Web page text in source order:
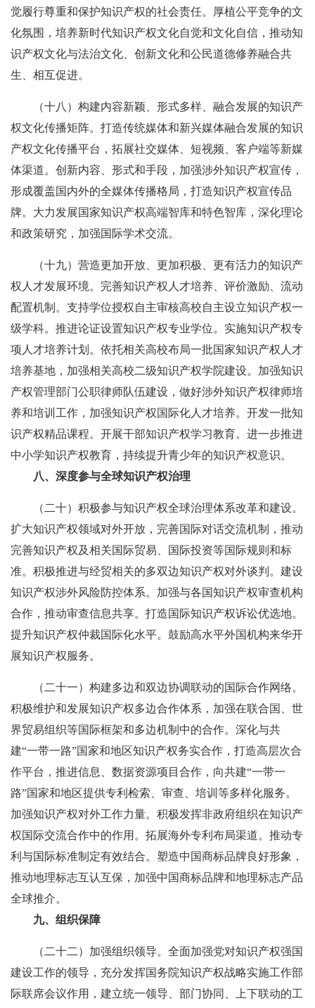
觉履行尊重和保护知识产权的社会责任。厚植公平竞争的文
化氛围，培养新时代知识产权文化自觉和文化自信，推动知
识产权文化与法治文化、创新文化和公民道德修养融合共
生、相互促进。
（十八）构建内容新颖、形式多样、融合发展的知识产
权文化传播矩阵。打造传统媒体和新兴媒体融合发展的知识
产权文化传播平台，拓展社交媒体、短视频、客户端等新媒
体渠道。创新内容、形式和手段，加强涉外知识产权宣传，
形成覆盖国内外的全媒体传播格局，打造知识产权宣传品
牌。大力发展国家知识产权高端智库和特色智库，深化理论
和政策研究，加强国际学术交流。
（十九）营造更加开放、更加积极、更有活力的知识产
权人才发展环境。完善知识产权人才培养、评价激励、流动
配置机制。支持学位授权自主审核高校自主设立知识产权一
级学科。推进论证设置知识产权专业学位。实施知识产权专
项人才培养计划。依托相关高校布局一批国家知识产权人才
培养基地，加强相关高校二级知识产权学院建设。加强知识
产权管理部门公职律师队伍建设，做好涉外知识产权律师培
养和培训工作，加强知识产权国际化人才培养。开发一批知
识产权精品课程。开展干部知识产权学习教育。进一步推进
中小学知识产权教育，持续提升青少年的知识产权意识。
八、深度参与全球知识产权治理
（二十）积极参与知识产权全球治理体系改革和建设。
扩大知识产权领域对外开放，完善国际对话交流机制，推动
完善知识产权及相关国际贸易、国际投资等国际规则和标
准。积极推进与经贸相关的多双边知识产权对外谈判。建设
知识产权涉外风险防控体系。加强与各国知识产权审查机构
合作，推动审查信息共享。打造国际知识产权诉讼优选地。
提升知识产权仲裁国际化水平。鼓励高水平外国机构来华开
展知识产权服务。
（二十一）构建多边和双边协调联动的国际合作网络。
积极维护和发展知识产权多边合作体系，加强在联合国、世
界贸易组织等国际框架和多边机制中的合作。深化与共
建“一带一路”国家和地区知识产权务实合作，打造高层次合
作平台，推进信息、数据资源项目合作，向共建“一带一
路”国家和地区提供专利检索、审查、培训等多样化服务。
加强知识产权对外工作力量。积极发挥非政府组织在知识产
权国际交流合作中的作用。拓展海外专利布局渠道。推动专
利与国际标准制定有效结合。塑造中国商标品牌良好形象，
推动地理标志互认互保，加强中国商标品牌和地理标志产品
全球推介。
九、组织保障
（二十二）加强组织领导。全面加强党对知识产权强国
建设工作的领导，充分发挥国务院知识产权战略实施工作部
际联席会议作用，建立统一领导、部门协同、上下联动的工